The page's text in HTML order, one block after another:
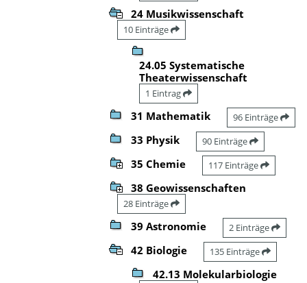
24 Musikwissenschaft
10 Einträge
24.05 Systematische
Theaterwissenschaft
1 Eintrag
31 Mathematik 96 Einträge
33 Physik 90 Einträge
35 Chemie 117 Einträge
38 Geowissenschaften
28 Einträge
39 Astronomie 2 Einträge
42 Biologie 135 Einträge
42.13 Molekularbiologie